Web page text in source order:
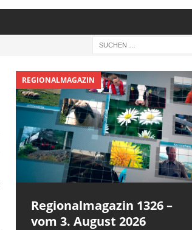
REGIONALMAGAZIN
Regionalmagazin 1326 –
vom 3. August 2026